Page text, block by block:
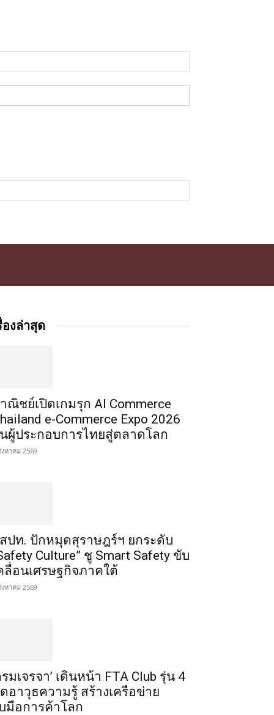
องล่าสุด
ณิชย์เปิดเกมรุก AI Commerce
e-Commerce Expo 2026
ผู้ประกอบการไทยสู่ตลาดโลก
หาคม 2569
ปท. ปักหมุดสุราษฎร์ฯ ยกระดับ
Culture” ชู Smart Safety ขับ
ลื่อนเศรษฐกิจภาคใต้
หาคม 2569
รมเจรจา’ เดินหน้า FTA Club รุ่น 4
อาวุธความรู้ สร้างเครือข่าย
มือการค้าโลก